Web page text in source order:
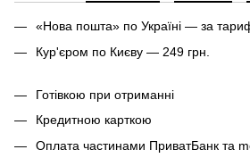
«Нова пошта» по Україні — за
Кур'єром по Києву — 249 грн.
Готівкою при отриманні
Кредитною карткою
Оплата частинами ПриватБанк та